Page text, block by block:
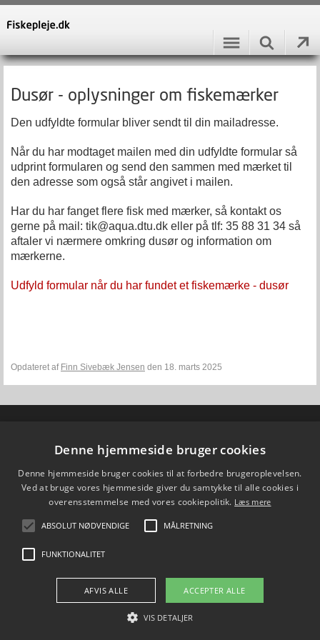
Dusør - oplysninger om fiskemærker
Den udfyldte formular bliver sendt til din mailadresse.
Når du har modtaget mailen med din udfyldte formular så
udprint formularen og send den sammen med mærket til
den adresse som også står angivet i mailen.
Har du har fanget flere fisk med mærker, så kontakt os
gerne på mail: tik@aqua.dtu.dk eller på tlf: 35 88 31 34 så
aftaler vi nærmere omkring dusør og information om
mærkerne.
Udfyld formular når du har fundet et fiskemærke - dusør
Opdateret af Finn Sivebæk Jensen den 18. marts 2025
Vejlsøvej 39
ffi@aqua.dtu.dk
Tlf. 35 88 33 00
Brug af personoplysninger
FØLG OS PÅ
Denne hjemmeside bruger cookies
Denne hjemmeside bruger cookies til at forbedre brugeroplevelsen.
Ved at bruge vores hjemmeside giver du samtykke til alle cookies i
overensstemmelse med vores cookiepolitik. Læs mere
ABSOLUT NØDVENDIGE MÅLRETNING
FUNKTIONALITET
ACCEPTER ALLE
AFVIS ALLE
VIS DETALJER